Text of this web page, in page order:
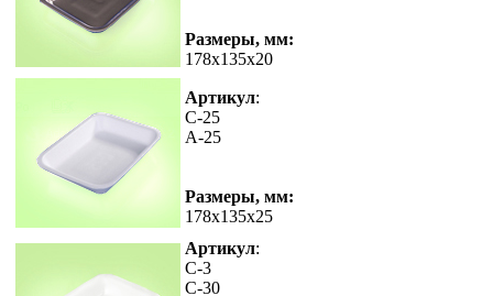
Размеры, мм:
178x135x20
Артикул:
C-25
А-25
Размеры, мм:
178x135x25
Артикул:
C-3
С-30